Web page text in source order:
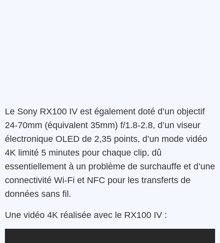
Le Sony RX100 IV est également doté d’un objectif
24-70mm (équivalent 35mm) f/1.8-2.8, d’un viseur
électronique OLED de 2,35 points, d’un mode vidéo
4K limité 5 minutes pour chaque clip, dû
essentiellement à un problème de surchauffe et d’une
connectivité Wi-Fi et NFC pour les transferts de
données sans fil.
Une vidéo 4K réalisée avec le RX100 IV :